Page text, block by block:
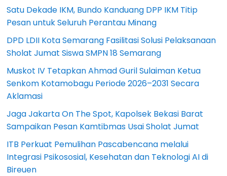
Satu Dekade IKM, Bundo Kanduang DPP IKM Titip
Pesan untuk Seluruh Perantau Minang
DPD LDII Kota Semarang Fasilitasi Solusi Pelaksanaan
Sholat Jumat Siswa SMPN 18 Semarang
Muskot IV Tetapkan Ahmad Guril Sulaiman Ketua
Senkom Kotamobagu Periode 2026–2031 Secara
Aklamasi
Jaga Jakarta On The Spot, Kapolsek Bekasi Barat
Sampaikan Pesan Kamtibmas Usai Sholat Jumat
ITB Perkuat Pemulihan Pascabencana melalui
Integrasi Psikososial, Kesehatan dan Teknologi AI di
Bireuen